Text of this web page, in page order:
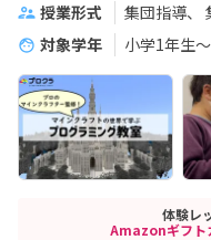
授業形式
集団指導
対象学年
小学1年生
体験レ
Amazonギフト